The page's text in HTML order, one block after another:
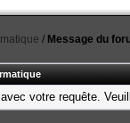
/ Message du
votre requête.